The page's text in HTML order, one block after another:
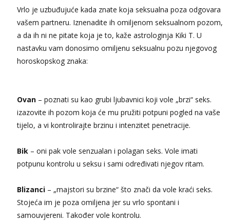
Tel: 064/677-677
- Kod: #123
tel:0,93€ - mob:1,12€ min
Anđela
Čekam tvoj poziv!
Tel:064/677-677
Razgovaram :)
Tel:064/677-677- Kod: #136
tel:0,93€ - mob:1,12€ min
Liliana
Razgovaram :)
Obavijesti me kada se oslobodi
Maja
Vrlo je uzbuđujuće kada znate koja seksualna poza odgovara
vašem partneru. Iznenadite ih omiljenom seksualnom pozom,
a da ih ni ne pitate koja je to, kaže astrologinja Kiki T. U
nastavku vam donosimo omiljenu seksualnu pozu njegovog
horoskopskog znaka:
Ovan – poznati su kao grubi ljubavnici koji vole „brzi“ seks.
izazovite ih pozom koja će mu pružiti potpuni pogled na vaše
tijelo, a vi kontrolirajte brzinu i intenzitet penetracije.
Bik – oni pak vole senzualan i polagan seks. Vole imati
potpunu kontrolu u seksu i sami određivati njegov ritam.
Blizanci – „majstori su brzine“ što znači da vole kraći seks.
Stojeća im je poza omiljena jer su vrlo spontani i
samouvjereni. Također vole kontrolu.